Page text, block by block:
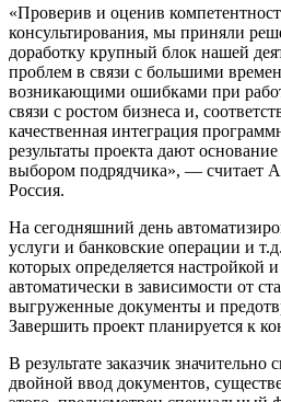
«Проверив и оценив
консультирования, мы приняли
доработку крупный блок нашей
проблем в связи с большими
возникающими ошибками при
связи с ростом бизнеса и,
качественная интеграция
результаты проекта дают
выбором подрядчика», — считает
Россия.
На сегодняшний день
услуги и банковские операции и
которых определяется настройкой
автоматически в зависимости от
выгруженные документы и
Завершить проект планируется к
В результате заказчик
двойной ввод документов,